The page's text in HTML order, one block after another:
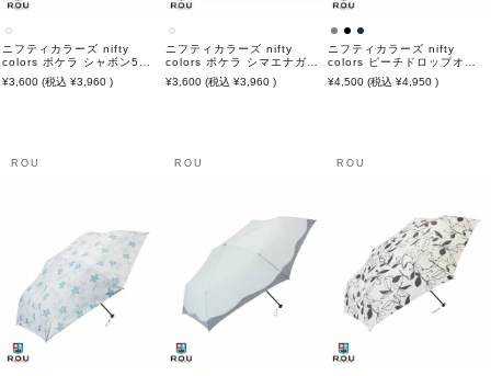
ニフティカラーズ nifty
colors ポケラ シャボン5段
ミニ 50cm ピンク 日傘 雨傘
折りたたみ傘 晴雨兼用
3,600 3,960
ニフティカラーズ nifty
colors ポケラ シマエナガ5
段ミニ サックス 50cm 日傘
雨傘 折りたたみ傘 晴雨兼用
3,600 3,960
ニフティカラーズ nifty
colors ピーチドロップオー
トマティックミニ 58cm 日
傘 雨傘 折りたたみ傘 晴雨兼
4,500 4,950
ROU ROU ROU